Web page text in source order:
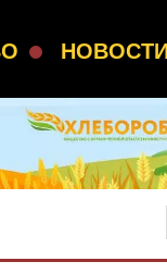
НОВОСТИ